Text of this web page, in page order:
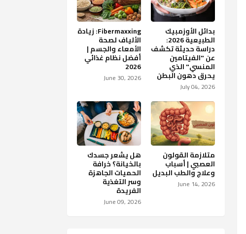
بدائل الأوزمبيك
الطبيعية 2026:
دراسة حديثة تكشف
عن "الفيتامين
المنسي" الذي
يحرق دهون البطن
July 04, 2026
Fibermaxxing: زيادة
الألياف لصحة
الأمعاء والجسم |
أفضل نظام غذائي
2026
June 30, 2026
متلازمة القولون
العصبي | أسباب
وعلاج والطب البديل
June 14, 2026
هل يشعر جسدك
بالخيانة؟ خرافة
الحميات الجاهزة
وسر التغذية
الفريدة
June 09, 2026